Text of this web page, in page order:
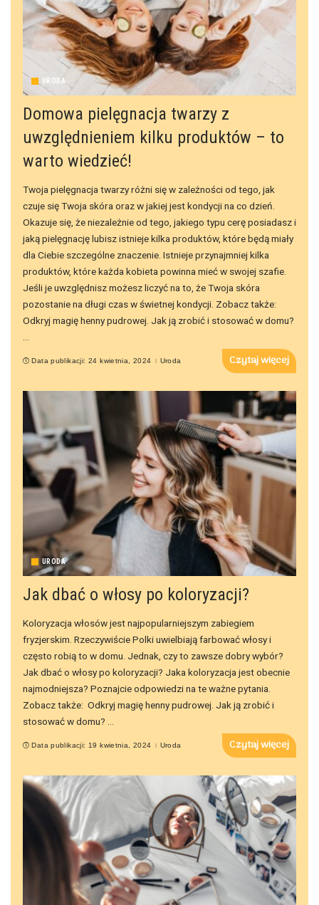
URODA
Domowa pielęgnacja twarzy z
uwzględnieniem kilku produktów – to
warto wiedzieć!
Twoja pielęgnacja twarzy różni się w zależności od tego, jak
czuje się Twoja skóra oraz w jakiej jest kondycji na co dzień.
Okazuje się, że niezależnie od tego, jakiego typu cerę posiadasz i
jaką pielęgnację lubisz istnieje kilka produktów, które będą miały
dla Ciebie szczególne znaczenie. Istnieje przynajmniej kilka
produktów, które każda kobieta powinna mieć w swojej szafie.
Jeśli je uwzględnisz możesz liczyć na to, że Twoja skóra
pozostanie na długi czas w świetnej kondycji. Zobacz także:
Odkryj magię henny pudrowej. Jak ją zrobić i stosować w domu?
...
Data publikacji: 24 kwietnia, 2024 Uroda Czytaj więcej
URODA
Jak dbać o włosy po koloryzacji?
Koloryzacja włosów jest najpopularniejszym zabiegiem
fryzjerskim. Rzeczywiście Polki uwielbiają farbować włosy i
często robią to w domu. Jednak, czy to zawsze dobry wybór?
Jak dbać o włosy po koloryzacji? Jaka koloryzacja jest obecnie
najmodniejsza? Poznajcie odpowiedzi na te ważne pytania.
Zobacz także: Odkryj magię henny pudrowej. Jak ją zrobić i
stosować w domu?
Data publikacji: 19 kwietnia, 2024 Uroda Czytaj więcej